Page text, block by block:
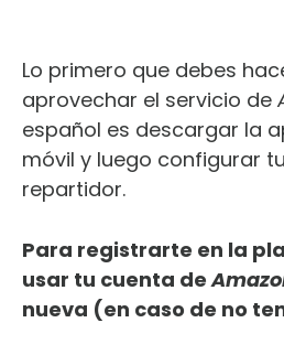
Lo primero que debes
aprovechar el servicio de
español es descargar la
móvil y luego configurar
repartidor.
Para registrarte en la
usar tu cuenta de
nueva (en caso de no